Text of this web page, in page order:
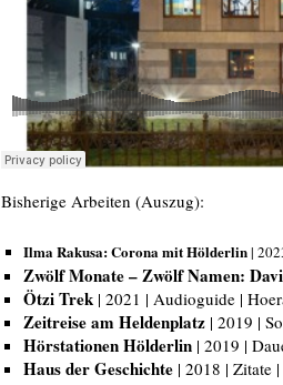
Bisherige Arbeiten (Auszug):
Ilma Rakusa: Corona mit Hölderlin|
Zwölf Monate – Zwölf Namen:
Ötzi Trek| 2021 | Audioguide |
Zeitreise am Heldenplatz | 2019 |
Hörstationen Hölderlin| 2019 |
Haus der Geschichte| 2018 | Zitate |